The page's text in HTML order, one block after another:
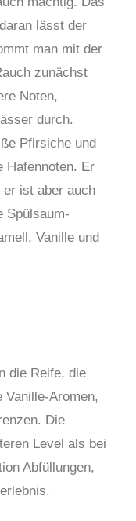
lässt der
man mit der
zunächst
Noten,
durch.
Pfirsiche und
Hafennoten. Er
ist aber auch
Spülsaum-
Vanille und
die Reife, die
Vanille-Aromen,
Die
Level als bei
Abfüllungen,